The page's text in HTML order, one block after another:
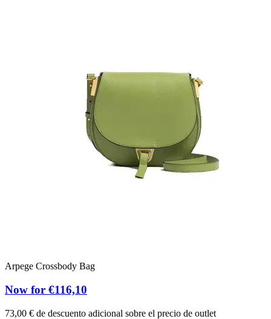
Arpege Crossbody Bag
Now for €116,10
73,00 € de descuento adicional sobre el precio de outlet